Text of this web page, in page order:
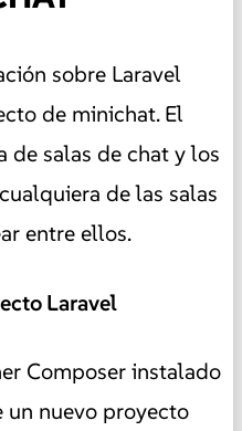
sobre Laravel
de minichat. El
salas de chat y los
de las salas
entre ellos.
Laravel
Composer instalado
un nuevo proyecto